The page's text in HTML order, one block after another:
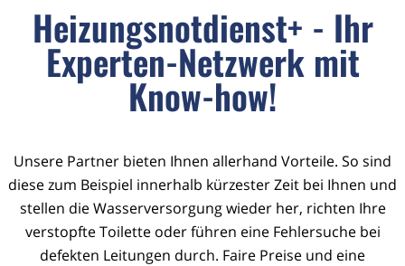
Heizungsnotdienst+ - Ihr
Experten-Netzwerk mit
Know-how!
Unsere Partner bieten Ihnen allerhand Vorteile. So sind
diese zum Beispiel innerhalb kürzester Zeit bei Ihnen und
stellen die Wasserversorgung wieder her, richten Ihre
verstopfte Toilette oder führen eine Fehlersuche bei
defekten Leitungen durch. Faire Preise und eine